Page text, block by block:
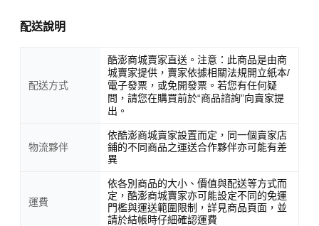
配送說明
配送方式
酷澎商城賣家直送。注意：此商品是由商
城賣家提供，賣家依據相關法規開立紙本/
電子發票，或免開發票。若您有任何疑
問，請您在購買前於“商品諮詢”向賣家提
出。
物流夥伴
依酷澎商城賣家設置而定，同一個賣家店
鋪的不同商品之運送合作夥伴亦可能有差
異
運費
依各別商品的大小、價值與配送等方式而
定，酷澎商城賣家亦可能設定不同的免運
門檻與運送範圍限制，詳見商品頁面，並
請於結帳時仔細確認運費